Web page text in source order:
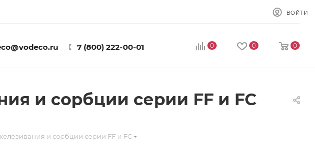
ВОЙТИ
7 (800) 222-00-01 0 0 0
и сорбции серии FF и FC
и сорбции серии FF и FC